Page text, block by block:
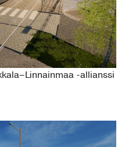
-allianssi